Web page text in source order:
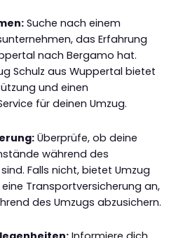
Suche nach einem
das Erfahrung
nach Bergamo hat.
Schulz aus Wuppertal bietet
und einen
für deinen Umzug.
Überprüfe, ob deine
während des
Falls nicht, bietet Umzug
Transportversicherung an,
des Umzugs abzusichern.